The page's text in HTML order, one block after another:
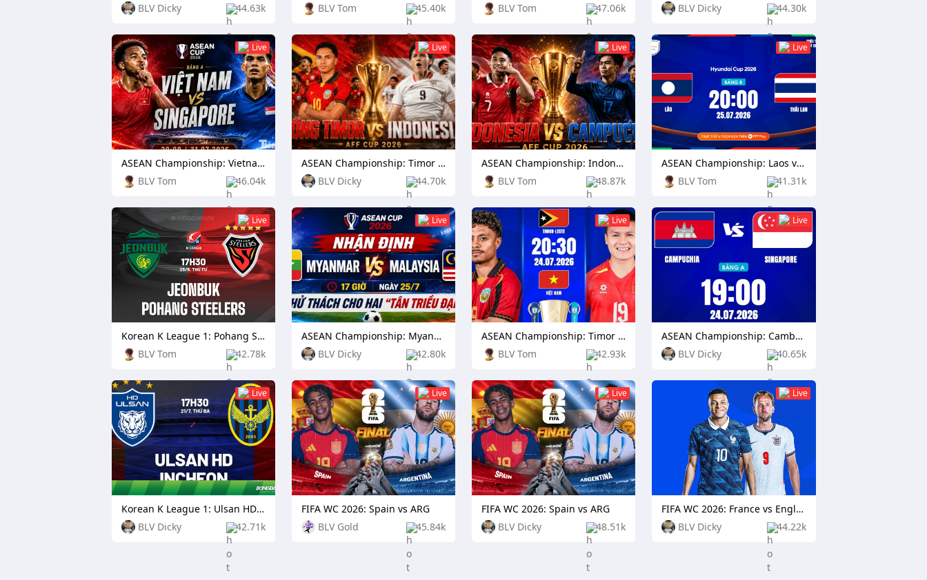
BLV Dicky 44.63k BLV Tom 45.40k BLV Tom 47.06k BLV Dicky 44.30k
Live
BLV Tom 46.04k
ASEAN Championship: Vietnam vs Singapore
Live
BLV Dicky 44.70k
ASEAN Championship: Timor Leste vs Indonesia
Live
BLV Tom 48.87k
ASEAN Championship: Indonesia vs Cambodia
Live
BLV Tom 41.31k
ASEAN Championship: Laos vs Thailand
Live
BLV Tom 42.78k
Korean K League 1: Pohang Steelers vs Daejeon Citizen
Live
BLV Dicky 42.80k
ASEAN Championship: Myanmar vs Malaysia
Live
BLV Tom 42.93k
ASEAN Championship: Timor Leste vs Vietnam
Live
BLV Dicky 40.65k
ASEAN Championship: Cambodia vs Singapore
Live
BLV Dicky 42.71k
Korean K League 1: Ulsan HD FC vs Incheon United
Live
BLV Gold 45.84k
FIFA WC 2026: Spain vs ARG
Live
BLV Dicky 48.51k
FIFA WC 2026: Spain vs ARG
Live
BLV Dicky 44.22k
FIFA WC 2026: France vs England